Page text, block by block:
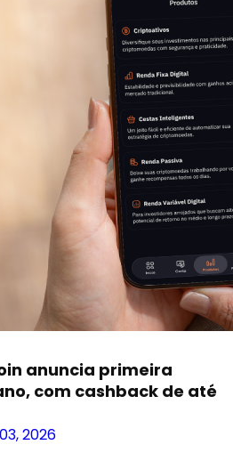
anuncia primeira
com cashback de até
2026